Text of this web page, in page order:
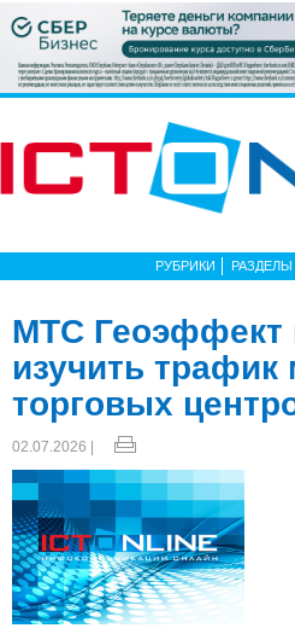
РУБРИКИ РАЗДЕЛЫ
МТС Геоэффект
изучить трафик
торговых
02.07.2026 |